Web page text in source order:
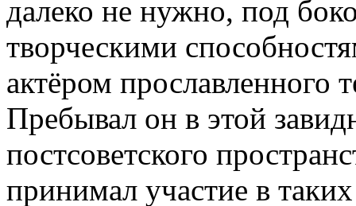
далеко не нужно, под
творческими
актёром прославленного
Пребывал он в этой
постсоветского
принимал участие в